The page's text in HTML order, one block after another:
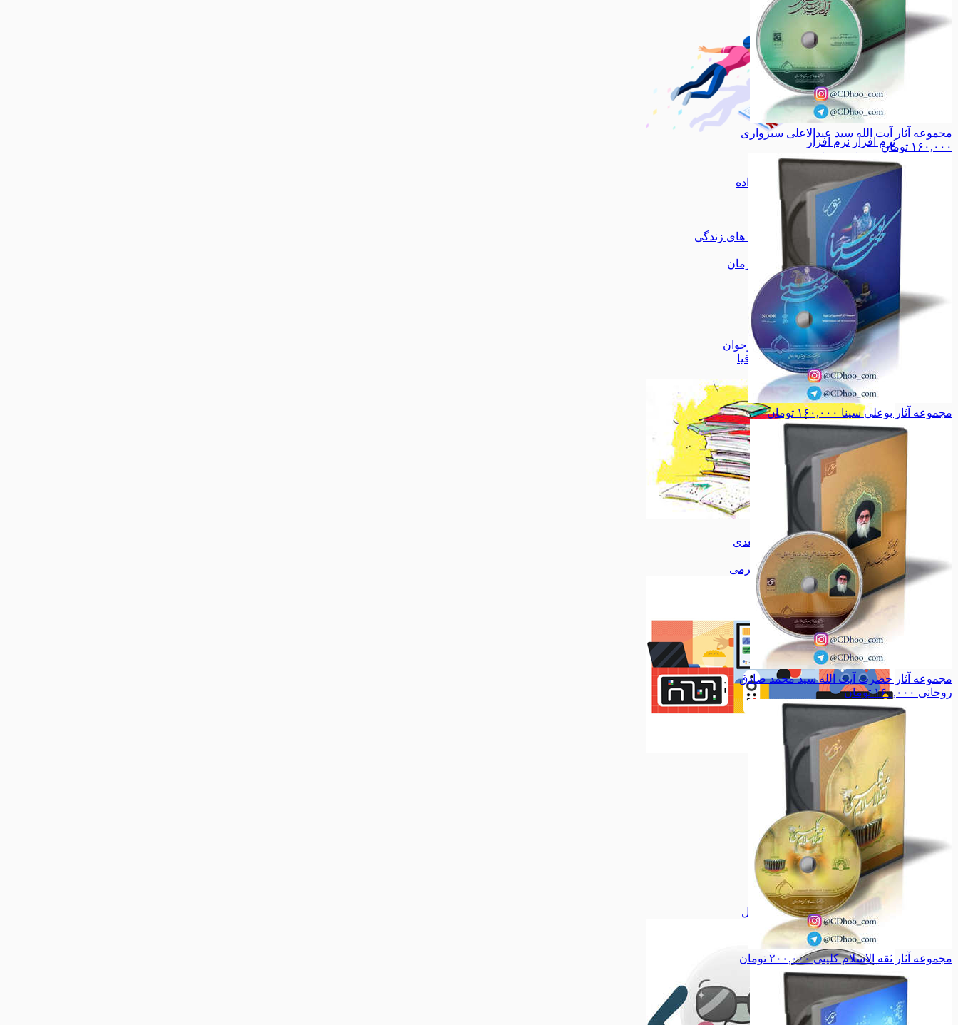
نرم افزار نرم افزار
مذهبی
مذهبی
ادبیات ادبیات
خانه و خانواده
خانه و خانواده
ازدواج ازدواج
تربیتی تربیتی
سواد رسانه
سواد رسانه
مهارت های زندگی
مهارت های زندگی
آموزشی
داستان و رمان داستان و رمان
اشخاص اشخاص
انقلاب
انقلاب
مدیریت
مدیریت
هنر هنر
بهداشت بهداشت
کودک و نوجوان کودک و نوجوان
تاریخ، جغرافیا تاریخ، جغرافیا
همه دسته بندی های کتاب
کتاب کتاب
پازل سه بعدی پازل سه بعدی
اسباب بازی اسباب بازی
همه دسته بندی های سرگرمی
سرگرمی سرگرمی
مذهبی مذهبی
نیایش
نیایش
معصومین
معصومین
امامزادگان
امامزادگان
حدیث حدیث
اجتماعی
اجتماعی
مناسبت ها مناسبت ها
شخصیت ها شخصیت ها
ملی ملی
فانتزی فانتزی
همه دسته بندی های پیکسل
مجموعه آثار آیت الله سید عبدالاعلی سبزواری
۱۶۰,۰۰۰ تومان
مجموعه آثار بوعلی سینا ۱۶۰,۰۰۰ تومان
مجموعه آثار حضرت آیت الله سید محمد صادق
روحانی ۱۶۰,۰۰۰تومان
مجموعه آثار ثقه الاسلام کلینی ۲۰۰,۰۰۰ تومان